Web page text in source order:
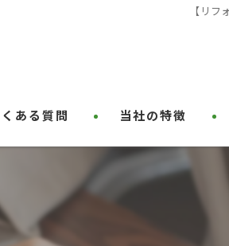
【リフ
くある質問 当社の特徴
ハウスクリーニング